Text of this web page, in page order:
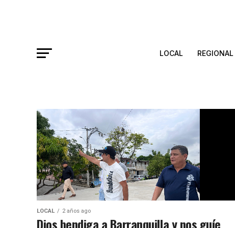
LOCAL REGIONAL
LOCAL 2 años ago
Dios bendiga a Barranquilla y nos guíe